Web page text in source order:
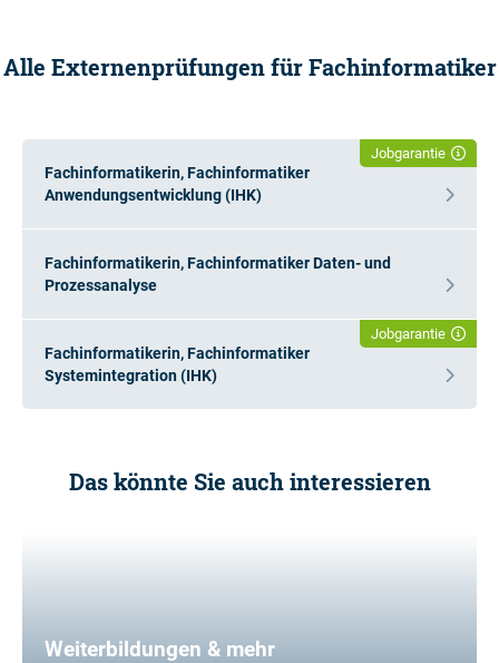
Alle Externenprüfungen für Fachinformatiker
Jobgarantie
Fachinformatikerin, Fachinformatiker
Anwendungsentwicklung (IHK)
Fachinformatikerin, Fachinformatiker Daten- und
Prozessanalyse
Jobgarantie
Fachinformatikerin, Fachinformatiker
Systemintegration (IHK)
Das könnte Sie auch interessieren
Weiterbildungen & mehr